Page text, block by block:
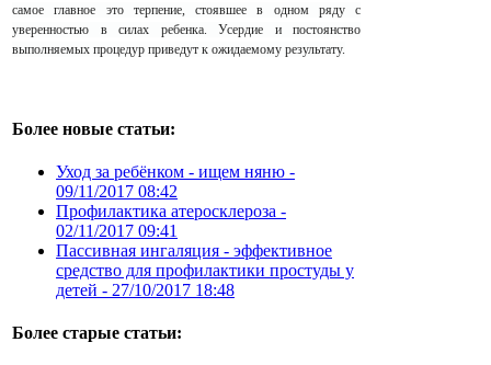
самое главное это терпение, стоявшее в одном ряду с
уверенностью в силах ребенка. Усердие и постоянство
выполняемых процедур приведут к ожидаемому результату.
Более новые статьи:
Уход за ребёнком - ищем няню -
09/11/2017 08:42
Профилактика атеросклероза -
02/11/2017 09:41
Пассивная ингаляция - эффективное
средство для профилактики простуды у
детей - 27/10/2017 18:48
Более старые статьи: